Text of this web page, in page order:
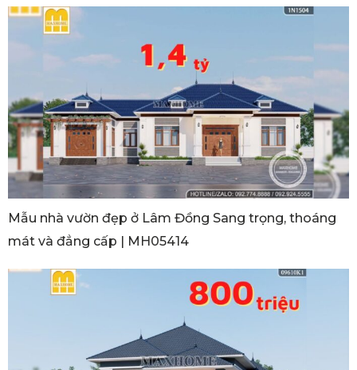
Mẫu nhà vườn đẹp ở Lâm Đồng Sang trọng, thoáng
mát và đẳng cấp | MH05414